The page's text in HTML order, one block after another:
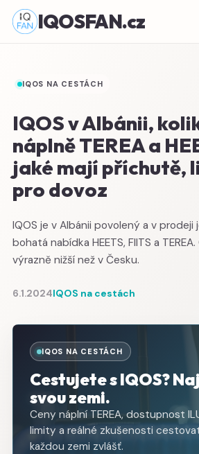
IQOSFAN.cz
IQOS NA CESTÁCH
IQOS v Albánii,
náplně TEREA a
jaké mají příchutě,
pro dovoz
IQOS je v Albánii povolený a v prodeji
bohatá nabídka HEETS, FIITS a
výrazně nižší než v Česku.
6.1.2024IQOS na cestách
IQOS NA CESTÁCH
Cestujete s IQOS?
svou zemi.
Ceny náplní TEREA, dostupnost
limity a reálné zkušenosti
každou zemi zvlášť.